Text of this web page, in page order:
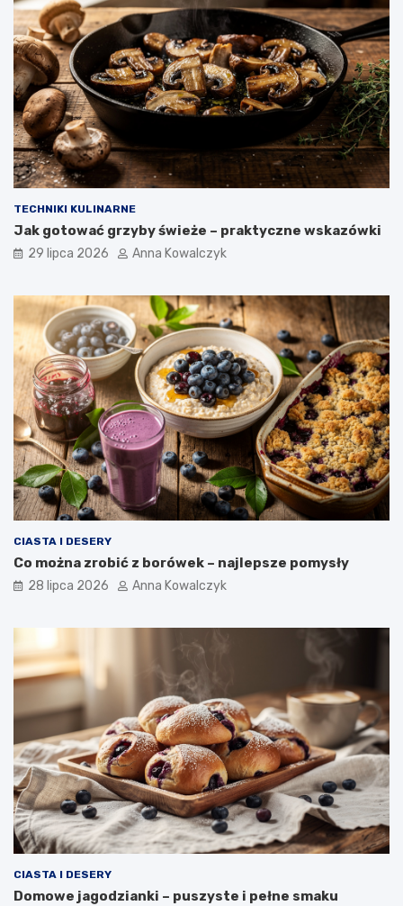
TECHNIKI KULINARNE
Jak gotować grzyby świeże – praktyczne wskazówki
29 lipca 2026 Anna Kowalczyk
CIASTA I DESERY
Co można zrobić z borówek – najlepsze pomysły
28 lipca 2026 Anna Kowalczyk
CIASTA I DESERY
Domowe jagodzianki – puszyste i pełne smaku